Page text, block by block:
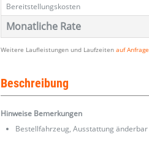
Bereitstellungskosten
Monatliche Rate
Weitere Laufleistungen und Laufzeitenauf Anfrage
Beschreibung
Hinweise Bemerkungen
Bestellfahrzeug, Ausstattung änderbar